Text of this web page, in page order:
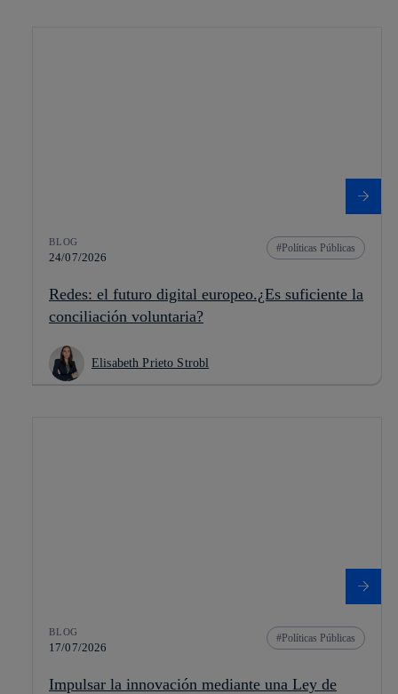
BLOG
24/07/2026
Políticas Públicas
Redes: el futuro digital europeo.¿Es suficiente la
conciliación voluntaria?
Elisabeth Prieto Strobl
BLOG
17/07/2026
Políticas Públicas
Impulsar la innovación mediante una Ley de